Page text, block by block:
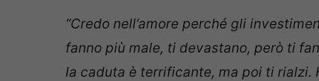
“Credo nell’amore perché gli
fanno più male, ti devastano, però ti
la caduta è terrificante, ma poi ti rialzi.